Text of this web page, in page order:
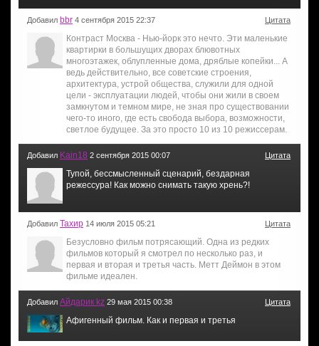
Добавил bbr 4 сентября 2015 22:37 Цитата
Контраст Москва - Нью-йорк это нечто. Эти маленькие
квартирки в большущих дворах блювотных
многоэтажек, облупленные дома, дряблые копейки... А
ведь действительно, все советские строения,
архитектура, устрой общества, служили для одной
цели - эксплуатации людей, чтобы они жили в своем
замкнутом и темном мире, не зная про существовании
чего-то иного, где есть свобода выбора, возможности,
светлое будущее. За это просто 10 из 10 режиссерам.
Добавил Kain18 2 сентября 2015 00:07 Цитата
Тупой, бессмысленный сценарий, бездарная
режессура! Как можно снимать такую хрень?!
Добавил Тахир 14 июля 2015 05:21 Цитата
Безусловно фильм потрясающий. Одна из редких
фильмов который я смотрел по несколько раз, и
первая и вторая и третья часть. Метт Деймон в этом
фильме идеален.
Добавил Айдарик kz 29 мая 2015 00:38 Цитата
Афигенный фильм. Как и первая и третья